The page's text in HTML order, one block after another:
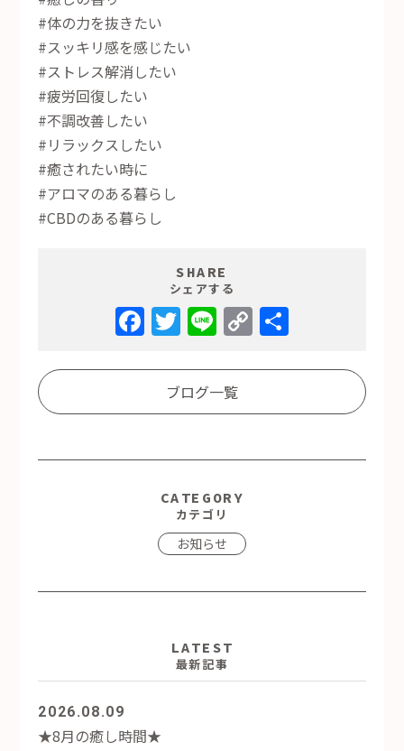
#体の力を抜きたい
#スッキリ感を感じたい
#ストレス解消したい
#疲労回復したい
#不調改善したい
#リラックスしたい
#癒されたい時に
#アロマのある暮らし
#CBDのある暮らし
SHARE
シェアする
Facebook
Twitter
LineCopy
Link
ブログ一覧
CATEGORY
カテゴリ
お知らせ
LATEST
最新記事
2026.08.09
★8月の癒し時間★